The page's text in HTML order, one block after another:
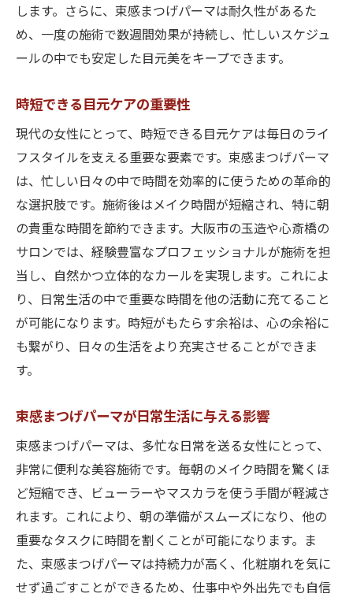
します。さらに、束感まつげパーマは耐久性があるた
め、一度の施術で数週間効果が持続し、忙しいスケジュ
ールの中でも安定した目元美をキープできます。
時短できる目元ケアの重要性
現代の女性にとって、時短できる目元ケアは毎日のライ
フスタイルを支える重要な要素です。束感まつげパーマ
は、忙しい日々の中で時間を効率的に使うための革命的
な選択肢です。施術後はメイク時間が短縮され、特に朝
の貴重な時間を節約できます。大阪市の玉造や心斎橋の
サロンでは、経験豊富なプロフェッショナルが施術を担
当し、自然かつ立体的なカールを実現します。これによ
り、日常生活の中で重要な時間を他の活動に充てること
が可能になります。時短がもたらす余裕は、心の余裕に
も繋がり、日々の生活をより充実させることができま
す。
束感まつげパーマが日常生活に与える影響
束感まつげパーマは、多忙な日常を送る女性にとって、
非常に便利な美容施術です。毎朝のメイク時間を驚くほ
ど短縮でき、ビューラーやマスカラを使う手間が軽減さ
れます。これにより、朝の準備がスムーズになり、他の
重要なタスクに時間を割くことが可能になります。ま
た、束感まつげパーマは持続力が高く、化粧崩れを気に
せず過ごすことができるため、仕事中や外出先でも自信